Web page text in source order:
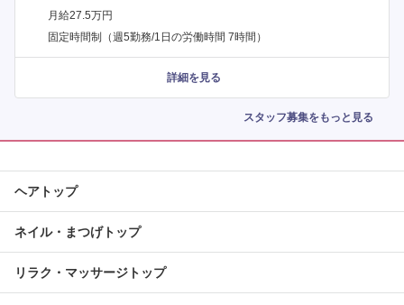
月給27.5万円
固定時間制（週5勤務/1日の労働時間 7時間）
詳細を見る
スタッフ募集をもっと見る
ヘアトップ
ネイル・まつげトップ
リラク・マッサージトップ